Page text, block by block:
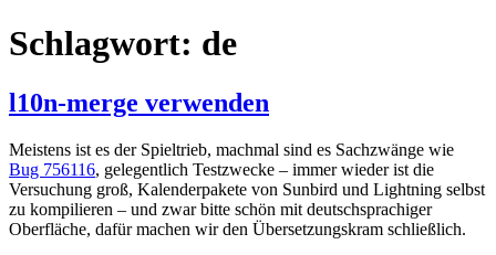
Schlagwort: de
l10n-merge verwenden
Meistens ist es der Spieltrieb, machmal sind es Sachzwänge wie
Bug 756116, gelegentlich Testzwecke – immer wieder ist die
Versuchung groß, Kalenderpakete von Sunbird und Lightning selbst
zu kompilieren – und zwar bitte schön mit deutschsprachiger
Oberfläche, dafür machen wir den Übersetzungskram schließlich.